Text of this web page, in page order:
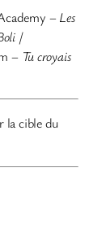
–Les
/
– Tu croyais
la cible du